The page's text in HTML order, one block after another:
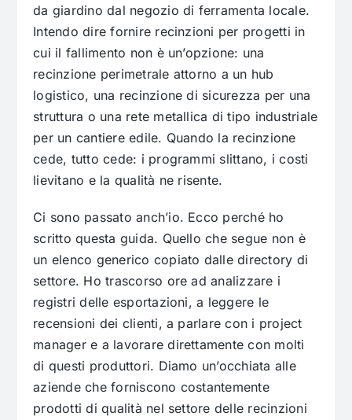
da giardino dal negozio di ferramenta locale.
Intendo dire fornire recinzioni per progetti in
cui il fallimento non è un’opzione: una
recinzione perimetrale attorno a un hub
logistico, una recinzione di sicurezza per una
struttura o una rete metallica di tipo industriale
per un cantiere edile. Quando la recinzione
cede, tutto cede: i programmi slittano, i costi
lievitano e la qualità ne risente.
Ci sono passato anch’io. Ecco perché ho
scritto questa guida. Quello che segue non è
un elenco generico copiato dalle directory di
settore. Ho trascorso ore ad analizzare i
registri delle esportazioni, a leggere le
recensioni dei clienti, a parlare con i project
manager e a lavorare direttamente con molti
di questi produttori. Diamo un’occhiata alle
aziende che forniscono costantemente
prodotti di qualità nel settore delle recinzioni